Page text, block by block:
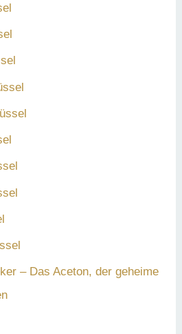
– Das Aceton, der geheime